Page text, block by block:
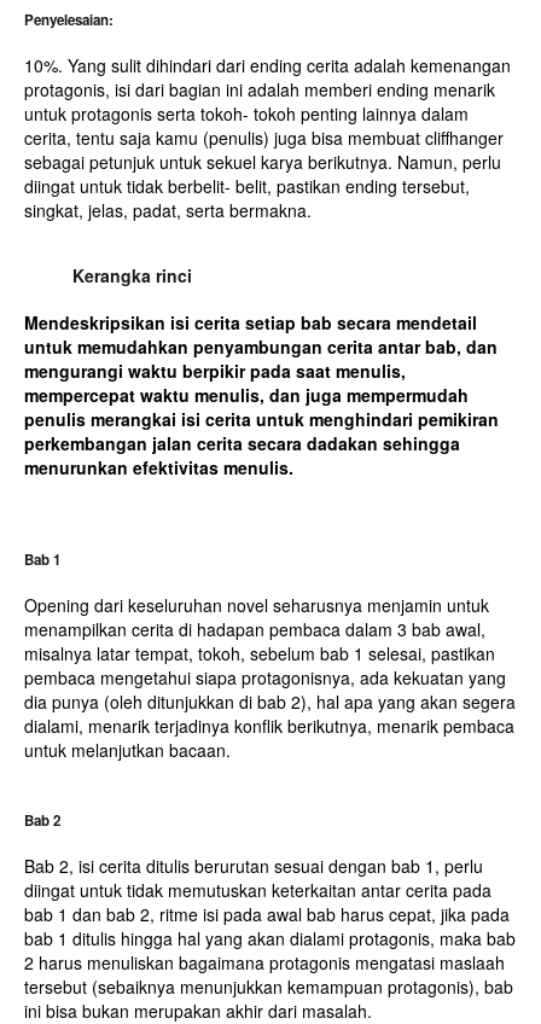
Penyelesaian:
10%. Yang sulit dihindari dari ending cerita adalah kemenangan
protagonis, isi dari bagian ini adalah memberi ending menarik
untuk protagonis serta tokoh- tokoh penting lainnya dalam
cerita, tentu saja kamu (penulis) juga bisa membuat cliffhanger
sebagai petunjuk untuk sekuel karya berikutnya. Namun, perlu
diingat untuk tidak berbelit- belit, pastikan ending tersebut,
singkat, jelas, padat, serta bermakna.
Kerangka rinci
Mendeskripsikan isi cerita setiap bab secara mendetail
untuk memudahkan penyambungan cerita antar bab, dan
mengurangi waktu berpikir pada saat menulis,
mempercepat waktu menulis, dan juga mempermudah
penulis merangkai isi cerita untuk menghindari pemikiran
perkembangan jalan cerita secara dadakan sehingga
menurunkan efektivitas menulis.
Bab 1
Opening dari keseluruhan novel seharusnya menjamin untuk
menampilkan cerita di hadapan pembaca dalam 3 bab awal,
misalnya latar tempat, tokoh, sebelum bab 1 selesai, pastikan
pembaca mengetahui siapa protagonisnya, ada kekuatan yang
dia punya (oleh ditunjukkan di bab 2), hal apa yang akan segera
dialami, menarik terjadinya konflik berikutnya, menarik pembaca
untuk melanjutkan bacaan.
Bab 2
Bab 2, isi cerita ditulis berurutan sesuai dengan bab 1, perlu
diingat untuk tidak memutuskan keterkaitan antar cerita pada
bab 1 dan bab 2, ritme isi pada awal bab harus cepat, jika pada
bab 1 ditulis hingga hal yang akan dialami protagonis, maka bab
2 harus menuliskan bagaimana protagonis mengatasi maslaah
tersebut (sebaiknya menunjukkan kemampuan protagonis), bab
ini bisa bukan merupakan akhir dari masalah.